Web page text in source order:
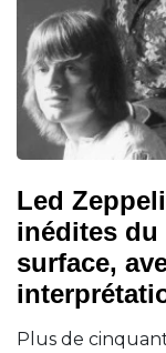
Led
inédites du
surface,
Plus de